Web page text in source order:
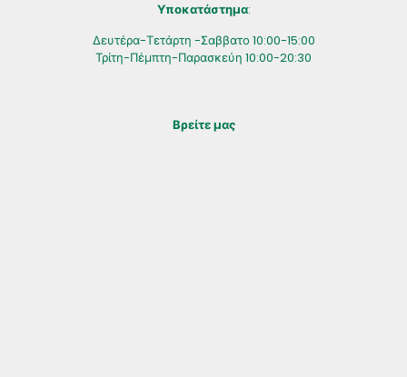
Υποκατάστημα:
Δευτέρα-Τετάρτη -Σαββατο 10:00-15:00
Τρίτη-Πέμπτη-Παρασκεύη 10:00-20:30
Βρείτε μας